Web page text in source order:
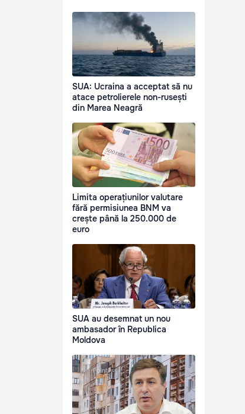
SUA: Ucraina a acceptat să nu
atace petrolierele non-rusești
din Marea Neagră
Limita operațiunilor valutare
fără permisiunea BNM va
crește până la 250.000 de
euro
SUA au desemnat un nou
ambasador în Republica
Moldova